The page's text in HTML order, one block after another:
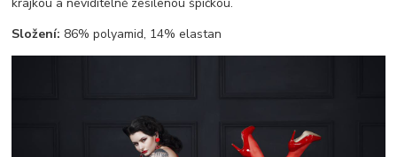
Složení: 86% polyamid, 14% elastan